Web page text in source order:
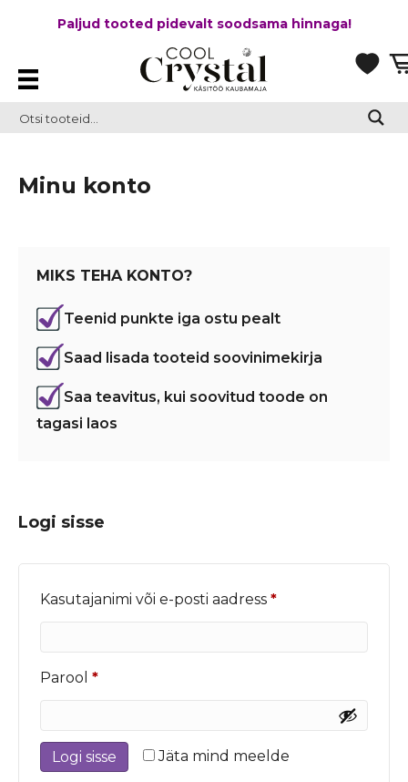
Paljud tooted pidevalt soodsama hinnaga!
Minu konto
MIKS TEHA KONTO?
Teenid punkte iga ostu pealt
Saad lisada tooteid soovinimekirja
Saa teavitus, kui soovitud toode on
tagasi laos
Logi sisse
Kasutajanimi või e-posti aadress *Nõutud
Parool *Nõutud
Jäta mind meelde
Logi sisse